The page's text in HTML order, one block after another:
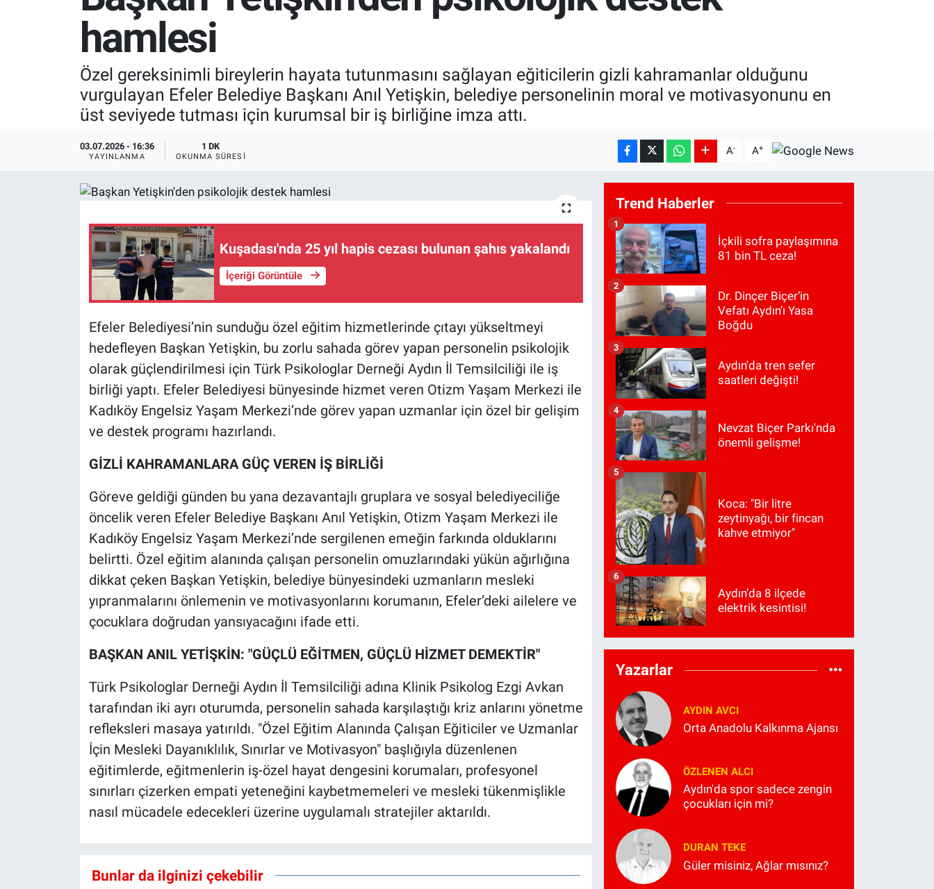
hamlesi
Özel gereksinimli bireylerin hayata tutunmasını sağlayan eğiticilerin gizli kahramanlar olduğunu
vurgulayan Efeler Belediye Başkanı Anıl Yetişkin, belediye personelinin moral ve motivasyonunu en
üst seviyede tutması için kurumsal bir iş birliğine imza attı.
03.07.2026 - 16:36
YAYINLANMA
1 DK
OKUNMA SÜRESI A- A+
Kuşadası'nda 25 yıl hapis cezası bulunan şahıs yakalandı
İçeriği Görüntüle
Efeler Belediyesi’nin sunduğu özel eğitim hizmetlerinde çıtayı yükseltmeyi
hedefleyen Başkan Yetişkin, bu zorlu sahada görev yapan personelin psikolojik
olarak güçlendirilmesi için Türk Psikologlar Derneği Aydın İl Temsilciliği ile iş
birliği yaptı. Efeler Belediyesi bünyesinde hizmet veren Otizm Yaşam Merkezi ile
Kadıköy Engelsiz Yaşam Merkezi’nde görev yapan uzmanlar için özel bir gelişim
ve destek programı hazırlandı.
GİZLİ KAHRAMANLARA GÜÇ VEREN İŞ BİRLİĞİ
Göreve geldiği günden bu yana dezavantajlı gruplara ve sosyal belediyeciliğe
öncelik veren Efeler Belediye Başkanı Anıl Yetişkin, Otizm Yaşam Merkezi ile
Kadıköy Engelsiz Yaşam Merkezi’nde sergilenen emeğin farkında olduklarını
belirtti. Özel eğitim alanında çalışan personelin omuzlarındaki yükün ağırlığına
dikkat çeken Başkan Yetişkin, belediye bünyesindeki uzmanların mesleki
yıpranmalarını önlemenin ve motivasyonlarını korumanın, Efeler’deki ailelere ve
çocuklara doğrudan yansıyacağını ifade etti.
BAŞKAN ANIL YETİŞKİN: "GÜÇLÜ EĞİTMEN, GÜÇLÜ HİZMET DEMEKTİR"
Türk Psikologlar Derneği Aydın İl Temsilciliği adına Klinik Psikolog Ezgi Avkan
tarafından iki ayrı oturumda, personelin sahada karşılaştığı kriz anlarını yönetme
refleksleri masaya yatırıldı. "Özel Eğitim Alanında Çalışan Eğiticiler ve Uzmanlar
İçin Mesleki Dayanıklılık, Sınırlar ve Motivasyon" başlığıyla düzenlenen
eğitimlerde, eğitmenlerin iş-özel hayat dengesini korumaları, profesyonel
sınırları çizerken empati yeteneğini kaybetmemeleri ve mesleki tükenmişlikle
nasıl mücadele edecekleri üzerine uygulamalı stratejiler aktarıldı.
Bunlar da ilginizi çekebilir
Trend Haberler
İçkili sofra paylaşımına
81 bin TL ceza!
1
Dr. Dinçer Biçer’in
Vefatı Aydın’ı Yasa
Boğdu
2
Aydın'da tren sefer
saatleri değişti!
3
Nevzat Biçer Parkı'nda
önemli gelişme!
4
Koca: "Bir litre
zeytinyağı, bir fincan
kahve etmiyor"
5
Aydın’da 8 ilçede
elektrik kesintisi!
6
Yazarlar
AYDIN AVCI
Orta Anadolu Kalkınma Ajansı
ÖZLENEN ALCI
Aydın'da spor sadece zengin
çocukları için mi?
DURAN TEKE
Güler misiniz, Ağlar mısınız?